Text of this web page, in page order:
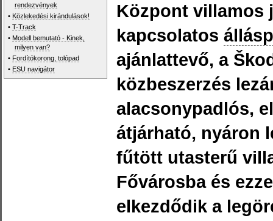
rendezvények
• Közlekedési kirándulások!
•T-Track
• Modell bemutató - Kinek,
milyen van?
• Fordítókorong, tolópad
• ESU navigátor
Központ villamos
kapcsolatos
ajánlattevő, a
közbeszerzés
alacsonypadlós,
átjárható, nyáron
fűtött utasterű
Fővárosba és
elkezdődik a